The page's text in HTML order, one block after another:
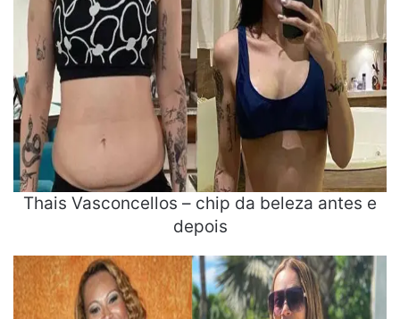
Thais Vasconcellos – chip da beleza antes e
depois